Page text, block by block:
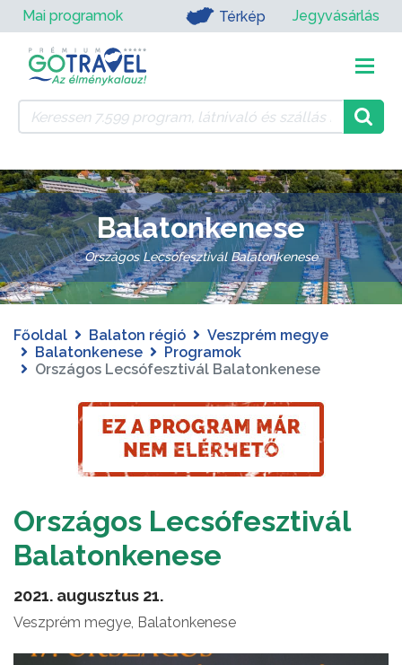
Mai programok Térkép Jegyvásárlás
Balatonkenese
Országos Lecsófesztivál Balatonkenese
Főoldal Balaton régió
Veszprém megye
Balatonkenese
Programok
Országos Lecsófesztivál Balatonkenese
Országos Lecsófesztivál
Balatonkenese
2021. augusztus 21.
Veszprém megye, Balatonkenese